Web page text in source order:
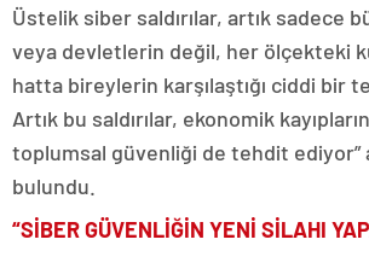
Üstelik siber saldırılar, artık sadece
veya devletlerin değil, her ölçekteki
hatta bireylerin karşılaştığı ciddi bir
Artık bu saldırılar, ekonomik
toplumsal güvenliği de tehdit ediyor”
bulundu.
“SİBER GÜVENLİĞİN YENİ SİLAHI